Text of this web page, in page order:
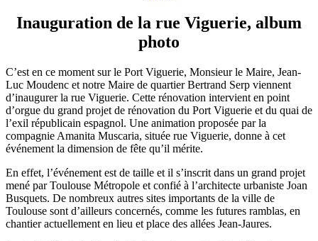
Inauguration de la rue Viguerie, album
photo
C’est en ce moment sur le Port Viguerie, Monsieur le Maire, Jean-
Luc Moudenc et notre Maire de quartier Bertrand Serp viennent
d’inaugurer la rue Viguerie. Cette rénovation intervient en point
d’orgue du grand projet de rénovation du Port Viguerie et du quai de
l’exil républicain espagnol. Une animation proposée par la
compagnie Amanita Muscaria, située rue Viguerie, donne à cet
événement la dimension de fête qu’il mérite.
En effet, l’événement est de taille et il s’inscrit dans un grand projet
mené par Toulouse Métropole et confié à l’architecte urbaniste Joan
Busquets. De nombreux autres sites importants de la ville de
Toulouse sont d’ailleurs concernés, comme les futures ramblas, en
chantier actuellement en lieu et place des allées Jean-Jaures.